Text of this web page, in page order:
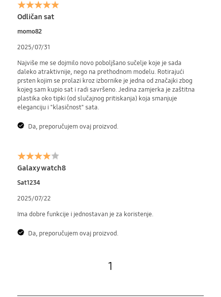
Odličan sat
momo82
2025/07/31
Najviše me se dojmilo novo poboljšano sučelje koje je sada
daleko atraktivnije, nego na prethodnom modelu. Rotirajući
prsten kojim se prolazi kroz izbornike je jedna od značajki zbog
kojeg sam kupio sat i radi savršeno. Jedina zamjerka je zaštitna
plastika oko tipki (od slučajnog pritiskanja) koja smanjuje
eleganciju i "klasičnost" sata.
Da, preporučujem ovaj proizvod.
Galaxy watch8
Sat1234
2025/07/22
Ima dobre funkcije i jednostavan je za koristenje.
Da, preporučujem ovaj proizvod.
1